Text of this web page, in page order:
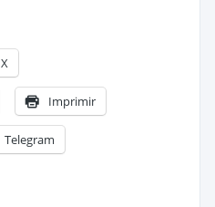
X
Imprimir
Telegram